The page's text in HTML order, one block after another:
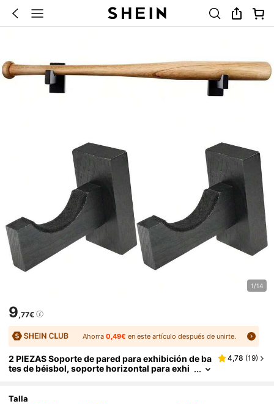
1/14
9,77€
Ahorra0,49€ en este artículo después de unirte.
2 PIEZAS Soporte de pared para exhibición de ba
tes de béisbol, soporte horizontal para exhi
4,78 (19)
Talla